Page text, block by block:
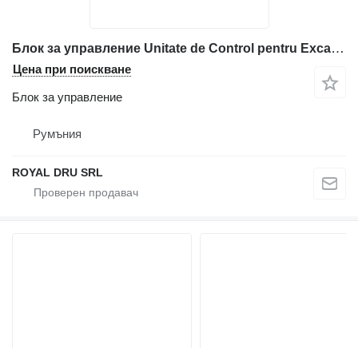
Блок за управление Unitate de Control pentru Excavator за строителна техника Komatsu PW170-6
Цена при поискване
Блок за управление
Румъния
ROYAL DRU SRL